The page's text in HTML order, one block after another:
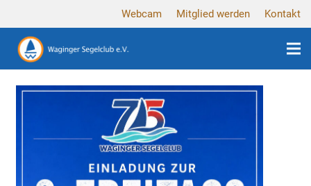
Webcam Mitglied werden Kontakt